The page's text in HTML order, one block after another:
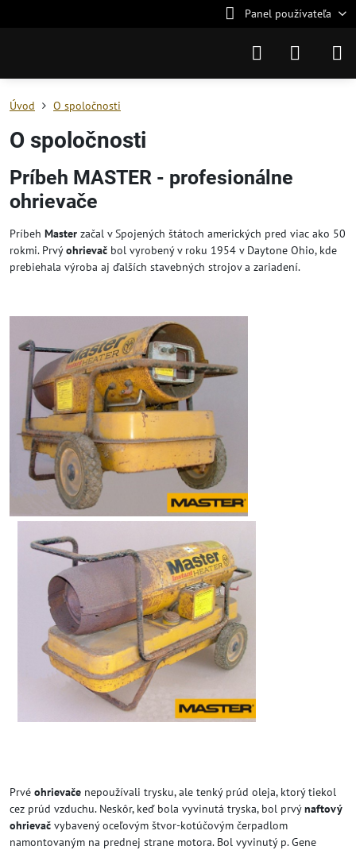
Panel používateľa
Úvod O spoločnosti
O spoločnosti
Príbeh MASTER - profesionálne
ohrievače
Príbeh Master začal v Spojených štátoch amerických pred viac ako 50
rokmi. Prvýohrievač bol vyrobený v roku 1954 v Daytone Ohio, kde
prebiehala výroba aj ďalších stavebných strojov a zariadení.
Prvé ohrievače nepoužívali trysku, ale tenký prúd oleja, ktorý tiekol
cez prúd vzduchu. Neskôr, keď bola vyvinutá tryska, bol prvýnaftový
ohrievač vybavený oceľovým štvor-kotúčovým čerpadlom
namontovaným na prednej strane motora. Bol vyvinutý p. Gene